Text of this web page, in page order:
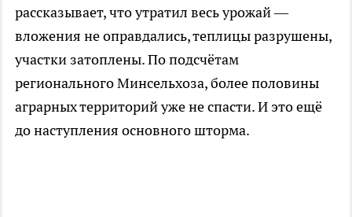
рассказывает, что утратил весь урожай —
вложения не оправдались, теплицы разрушены,
участки затоплены. По подсчётам
регионального Минсельхоза, более половины
аграрных территорий уже не спасти. И это ещё
до наступления основного шторма.